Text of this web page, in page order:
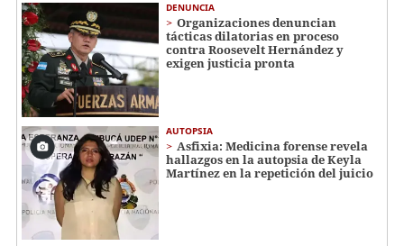
DENUNCIA
Organizaciones denuncian
tácticas dilatorias en proceso
contra Roosevelt Hernández y
exigen justicia pronta
AUTOPSIA
Asfixia: Medicina forense revela
hallazgos en la autopsia de Keyla
Martínez en la repetición del juicio